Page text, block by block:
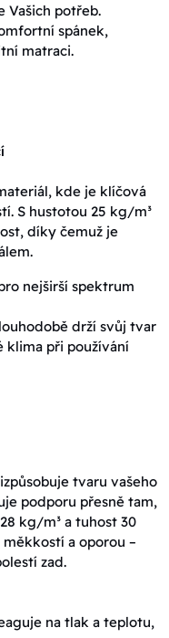
Vašich potřeb.
spánek,
matraci.
kde je klíčová
S hustotou 25 kg/m³
díky čemuž je
nejširší spektrum
drží svůj tvar
klima při používání
tvaru vašeho
podporu přesně tam,
kg/m³ a tuhost 30
a oporou –
zad.
na tlak a teplotu,